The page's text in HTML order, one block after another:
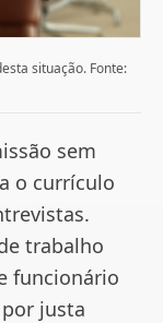
situação. Fonte:
sem
o currículo
trabalho
funcionário
justa